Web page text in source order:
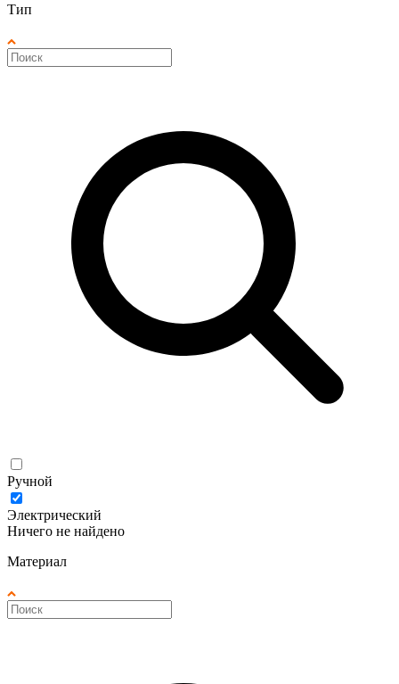
Тип
Ручной
Электрический
Ничего не найдено
Материал